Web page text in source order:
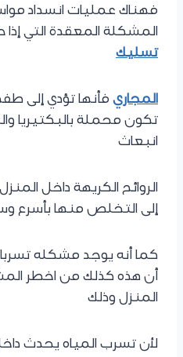
فهناك عمليات انسداد
المشكلة المعقدة التي
تسليك
المجاري فأنها تؤدي إلى
تكون محملة بالبكتيريا
انبعاث
الروائح الكريهة داخل
إلى التخلص منها بأسرع
كما أنه يوجد مشكله
أن هذه كذلك من اخطر
المنزل وذلك
لأن تسرب المياه يحدث